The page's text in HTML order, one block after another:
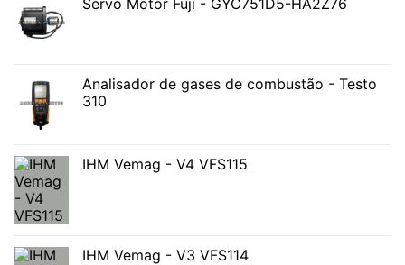
Analisador de gases de combustão - Testo
310
IHM Vemag - V4 VFS115
IHM Vemag - V3 VFS114